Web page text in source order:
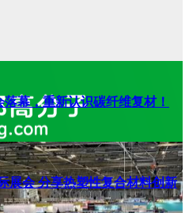
幕，重新认识碳纤维复材！
展会 分享热塑性复合材料创新